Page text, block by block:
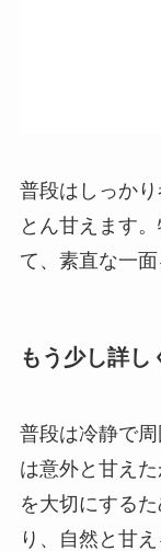
普段はしっか
とん甘えます
て、素直な一面
もう少し詳し
普段は冷静で
は意外と甘え
を大切にする
り、自然と甘